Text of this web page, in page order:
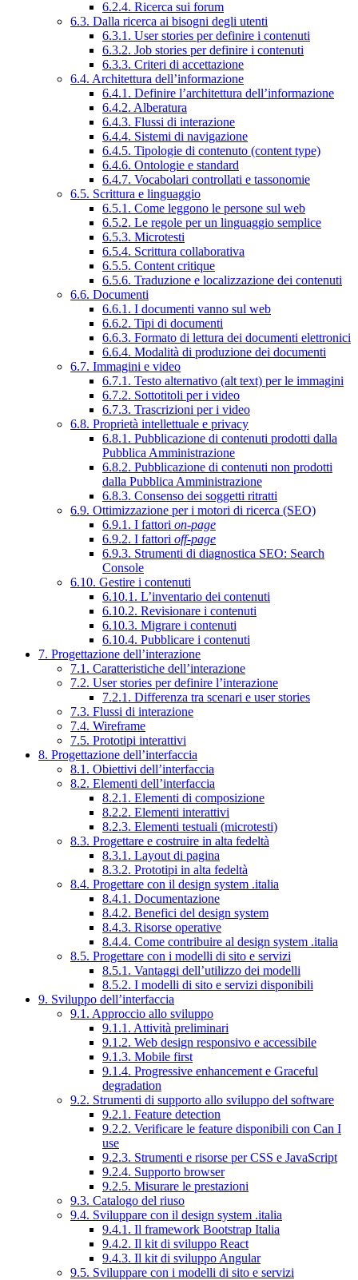
6.2.4. Ricerca sui forum
6.3. Dalla ricerca ai bisogni degli utenti
6.3.1. User stories per definire i contenuti
6.3.2. Job stories per definire i contenuti
6.3.3. Criteri di accettazione
6.4. Architettura dell’informazione
6.4.1. Definire l’architettura dell’informazione
6.4.2. Alberatura
6.4.3. Flussi di interazione
6.4.4. Sistemi di navigazione
6.4.5. Tipologie di contenuto (content type)
6.4.6. Ontologie e standard
6.4.7. Vocabolari controllati e tassonomie
6.5. Scrittura e linguaggio
6.5.1. Come leggono le persone sul web
6.5.2. Le regole per un linguaggio semplice
6.5.3. Microtesti
6.5.4. Scrittura collaborativa
6.5.5. Content critique
6.5.6. Traduzione e localizzazione dei contenuti
6.6. Documenti
6.6.1. I documenti vanno sul web
6.6.2. Tipi di documenti
6.6.3. Formato di lettura dei documenti elettronici
6.6.4. Modalità di produzione dei documenti
6.7. Immagini e video
6.7.1. Testo alternativo (alt text) per le immagini
6.7.2. Sottotitoli per i video
6.7.3. Trascrizioni per i video
6.8. Proprietà intellettuale e privacy
6.8.1. Pubblicazione di contenuti prodotti dalla
Pubblica Amministrazione
6.8.2. Pubblicazione di contenuti non prodotti
dalla Pubblica Amministrazione
6.8.3. Consenso dei soggetti ritratti
6.9. Ottimizzazione per i motori di ricerca (SEO)
6.9.1. I fattori on-page
6.9.2. I fattori off-page
6.9.3. Strumenti di diagnostica SEO: Search
Console
6.10. Gestire i contenuti
6.10.1. L’inventario dei contenuti
6.10.2. Revisionare i contenuti
6.10.3. Migrare i contenuti
6.10.4. Pubblicare i contenuti
7. Progettazione dell’interazione
7.1. Caratteristiche dell’interazione
7.2. User stories per definire l’interazione
7.2.1. Differenza tra scenari e user stories
7.3. Flussi di interazione
7.4. Wireframe
7.5. Prototipi interattivi
8. Progettazione dell’interfaccia
8.1. Obiettivi dell’interfaccia
8.2. Elementi dell’interfaccia
8.2.1. Elementi di composizione
8.2.2. Elementi interattivi
8.2.3. Elementi testuali (microtesti)
8.3. Progettare e costruire in alta fedeltà
8.3.1. Layout di pagina
8.3.2. Prototipi in alta fedeltà
8.4. Progettare con il design system .italia
8.4.1. Documentazione
8.4.2. Benefici del design system
8.4.3. Risorse operative
8.4.4. Come contribuire al design system .italia
8.5. Progettare con i modelli di sito e servizi
8.5.1. Vantaggi dell’utilizzo dei modelli
8.5.2. I modelli di sito e servizi disponibili
9. Sviluppo dell’interfaccia
9.1. Approccio allo sviluppo
9.1.1. Attività preliminari
9.1.2. Web design responsivo e accessibile
9.1.3. Mobile first
9.1.4. Progressive enhancement e Graceful
degradation
9.2. Strumenti di supporto allo sviluppo del software
9.2.1. Feature detection
9.2.2. Verificare le feature disponibili con Can I
use
9.2.3. Strumenti e risorse per CSS e JavaScript
9.2.4. Supporto browser
9.2.5. Misurare le prestazioni
9.3. Catalogo del riuso
9.4. Sviluppare con il design system .italia
9.4.1. Il framework Bootstrap Italia
9.4.2. Il kit di sviluppo React
9.4.3. Il kit di sviluppo Angular
9.5. Sviluppare con i modelli di sito e servizi